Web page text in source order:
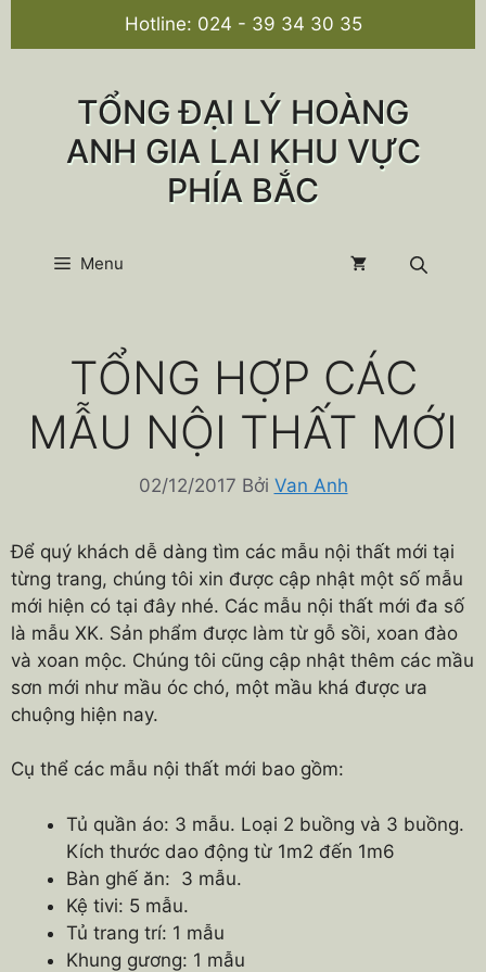
Hotline: 024 - 39 34 30 35
TỔNG ĐẠI LÝ HOÀNG
ANH GIA LAI KHU VỰC
PHÍA BẮC
Menu
TỔNG HỢP CÁC
MẪU NỘI THẤT MỚI
02/12/2017 Bởi Van Anh
Để quý khách dễ dàng tìm các mẫu nội thất mới tại
từng trang, chúng tôi xin được cập nhật một số mẫu
mới hiện có tại đây nhé. Các mẫu nội thất mới đa số
là mẫu XK. Sản phẩm được làm từ gỗ sồi, xoan đào
và xoan mộc. Chúng tôi cũng cập nhật thêm các mầu
sơn mới như mầu óc chó, một mầu khá được ưa
chuộng hiện nay.
Cụ thể các mẫu nội thất mới bao gồm:
Tủ quần áo: 3 mẫu. Loại 2 buồng và 3 buồng.
Kích thước dao động từ 1m2 đến 1m6
Bàn ghế ăn: 3 mẫu.
Kệ tivi: 5 mẫu.
Tủ trang trí: 1 mẫu
Khung gương: 1 mẫu